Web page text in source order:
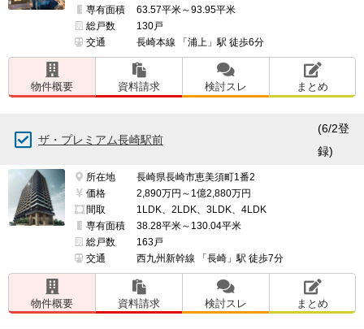
専有面積
63.57平米～93.95平米
総戸数
130戸
交通
長崎本線 「浦上」駅 徒歩6分
物件概要 資料請求 検討スレ まとめ
ザ・プレミアム長崎駅前
(6/2登
録)
所在地
長崎県長崎市恵美須町1番2
価格
2,890万円～1億2,880万円
間取
1LDK、2LDK、3LDK、4LDK
専有面積
38.28平米～130.04平米
総戸数
163戸
交通
西九州新幹線 「長崎」駅 徒歩7分
物件概要 資料請求 検討スレ まとめ